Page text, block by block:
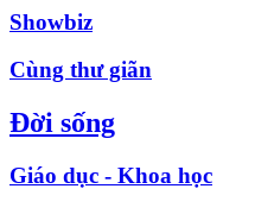
Showbiz
Cùng thư giãn
Đời sống
Giáo dục - Khoa học